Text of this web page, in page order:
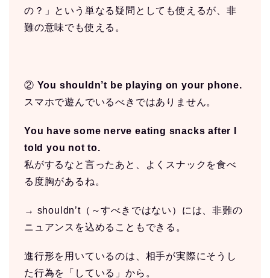
の？」という単なる疑問としても使えるが、非
難の意味でも使える。
② You shouldn’t be playing on your phone.
スマホで遊んでいるべきではありません。
You have some nerve eating snacks after I
told you not to.
私がするなと言ったあと、よくスナックを食べ
る度胸があるね。
→ shouldn’t（～すべきではない）には、非難の
ニュアンスを込めることもできる。
進行形を用いているのは、相手が実際にそうし
た行為を「している」から。